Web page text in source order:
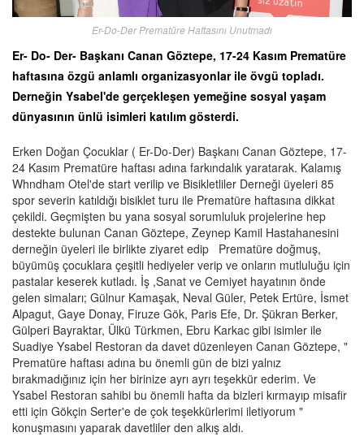
Er-Do-Der Prematüre Haftasını Unutmadı
Er- Do- Der- Başkanı Canan Göztepe, 17-24 Kasım Prematüre
haftasına özgü anlamlı organizasyonlar ile övgü topladı.
Derneğin Ysabel'de gerçekleşen yemeğine sosyal yaşam
dünyasının ünlü isimleri katılım gösterdi.
Erken Doğan Çocuklar ( Er-Do-Der) Başkanı Canan Göztepe, 17-
24 Kasım Prematüre haftası adına farkındalık yaratarak. Kalamış
Whndham Otel'de start verilip ve Bisikletliler Derneği üyeleri 85
spor severin katıldığı bisiklet turu ile Prematüre haftasına dikkat
çekildi. Geçmişten bu yana sosyal sorumluluk projelerine hep
destekte bulunan Canan Göztepe, Zeynep Kamil Hastahanesini
derneğin üyeleri ile birlikte ziyaret edip Prematüre doğmuş,
büyümüş çocuklara çeşitli hediyeler verip ve onların mutluluğu için
pastalar keserek kutladı. İş ,Sanat ve Cemiyet hayatının önde
gelen simaları; Gülnur Kamaşak, Neval Güler, Petek Ertüre, İsmet
Alpagut, Gaye Donay, Firuze Gök, Paris Efe, Dr. Şükran Berker,
Gülperi Bayraktar, Ülkü Türkmen, Ebru Karkac gibi isimler ile
Suadiye Ysabel Restoran da davet düzenleyen Canan Göztepe, "
Prematüre haftası adına bu önemli gün de bizi yalnız
bırakmadığınız için her birinize ayrı ayrı teşekkür ederim. Ve
Ysabel Restoran sahibi bu önemli hafta da bizleri kırmayıp misafir
etti için Gökçin Serter'e de çok teşekkürlerimi iletiyorum "
konuşmasını yaparak davetliler den alkış aldı.